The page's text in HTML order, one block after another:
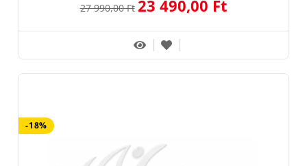
27 990,00 Ft 23 490,00 Ft
-18%